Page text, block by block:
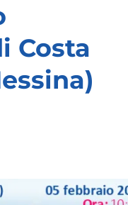
Costa